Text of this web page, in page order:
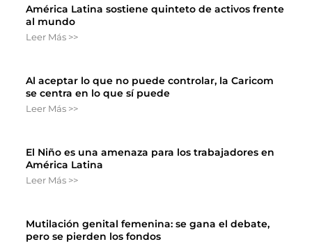
América Latina sostiene quinteto de activos frente
al mundo
Leer Más >>
Al aceptar lo que no puede controlar, la Caricom
se centra en lo que sí puede
Leer Más >>
El Niño es una amenaza para los trabajadores en
América Latina
Leer Más >>
Mutilación genital femenina: se gana el debate,
pero se pierden los fondos